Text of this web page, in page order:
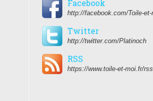
Facebook
Twitter
http://twitter.com/Platinoch
RSS
https://www.toile-et-moi.fr/rss